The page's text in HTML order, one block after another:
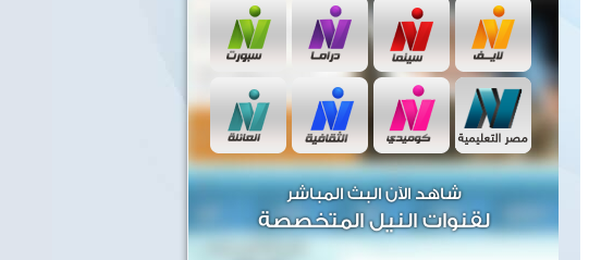
شاهد الآن البث المباشر
لقنوات النيل المتخصصة